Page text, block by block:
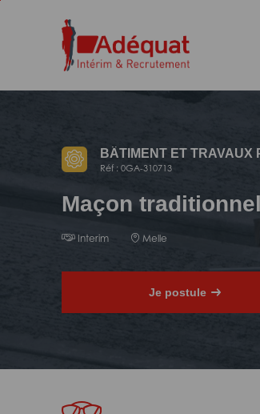
navigation
BÂTIMENT ET TRAVAUX
Réf : 0GA-310713
Maçon
Interim Melle
Je postule